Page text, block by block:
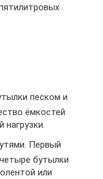
песком и
ёмкостей
Первый
бутылки
или